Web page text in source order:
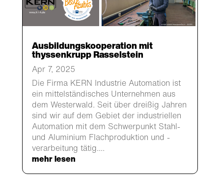
Ausbildungskooperation mit
thyssenkrupp Rasselstein
Apr 7, 2025
Die Firma KERN Industrie Automation ist
ein mittelständisches Unternehmen aus
dem Westerwald. Seit über dreißig Jahren
sind wir auf dem Gebiet der industriellen
Automation mit dem Schwerpunkt Stahl-
und Aluminium Flachproduktion und -
verarbeitung tätig....
mehr lesen